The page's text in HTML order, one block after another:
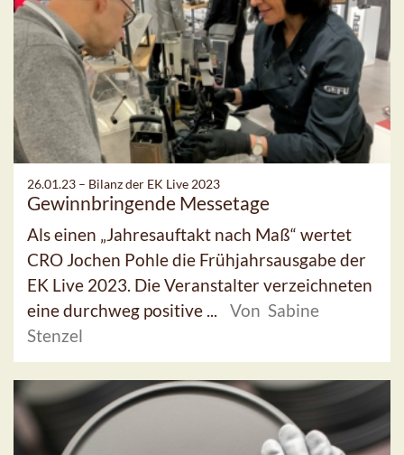
26.01.23 – Bilanz der EK Live 2023
Gewinnbringende Messetage
Als einen „Jahresauftakt nach Maß“ wertet
CRO Jochen Pohle die Frühjahrsausgabe der
EK Live 2023. Die Veranstalter verzeichneten
eine durchweg positive ...
Von Sabine
Stenzel